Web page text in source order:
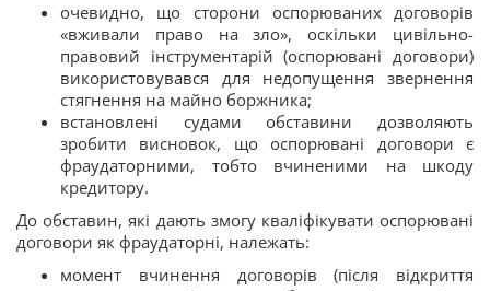
­очевидно, що сторони оспорюваних договорів
«вживали право на зло», оскільки цивільно-
правовий інструментарій (оспорювані договори)
використовувався для недопущення звернення
стягнення на майно боржника;
встановлені судами обставини дозволяють
зробити висновок, що оспорювані договори є
фраудаторними, тобто вчиненими на шкоду
кредитору.
До обставин, які дають змогу кваліфікувати оспорювані
договори як фраудаторні, належать:
момент вчинення договорів (після відкриття